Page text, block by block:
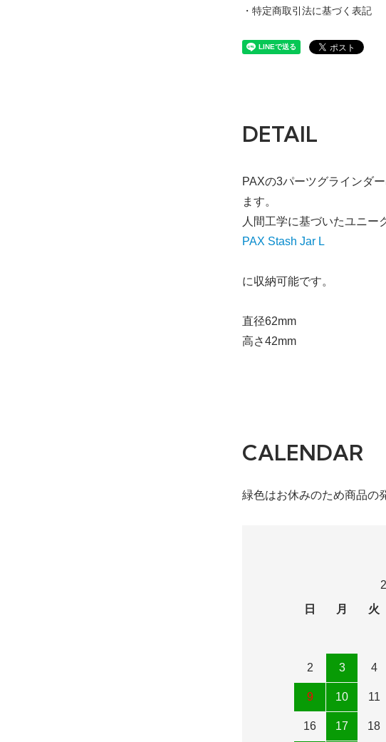
・特定商取引法に基づく表記
DETAIL
PAXの3パーツグラインダ
ます。
人間工学に基づいたユニ
PAX Stash Jar L
に収納可能です。
直径62mm
高さ42mm
14,000円(税込15,400円)
在庫：1
CALENDAR
緑色はお休みのため商品の
日
月 火
2 3 4
9 10 11
16 17 18